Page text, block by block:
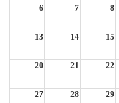
6 7 8
13 14 15
20 21 22
27 28 29